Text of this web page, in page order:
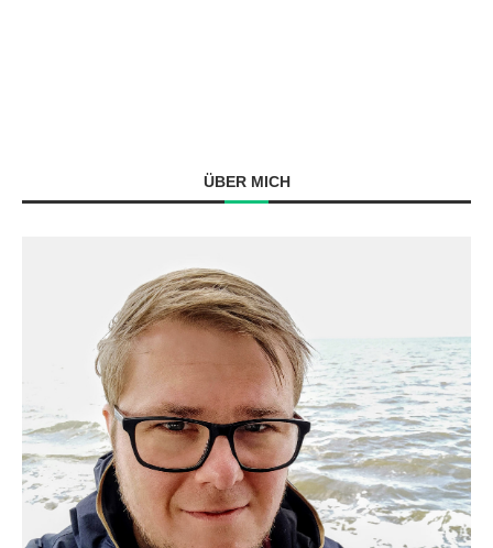
ÜBER MICH